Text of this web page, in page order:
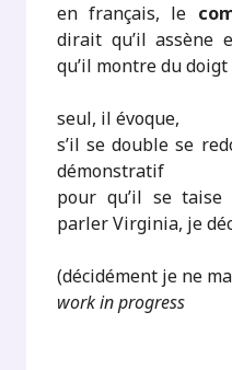
en français, le
dirait qu’il assène
qu’il montre du
seul, il évoque,
s’il se double se
démonstratif
pour qu’il se
parler Virginia, je
(décidément je ne
work in progress